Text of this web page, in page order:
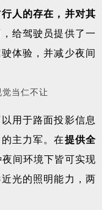
人的存在，并对其
给驾驶员提供了一
体验，并减少夜间
用于路面投影信息
主力军。在提供全
间环境下皆可实现
光的照明能力，两